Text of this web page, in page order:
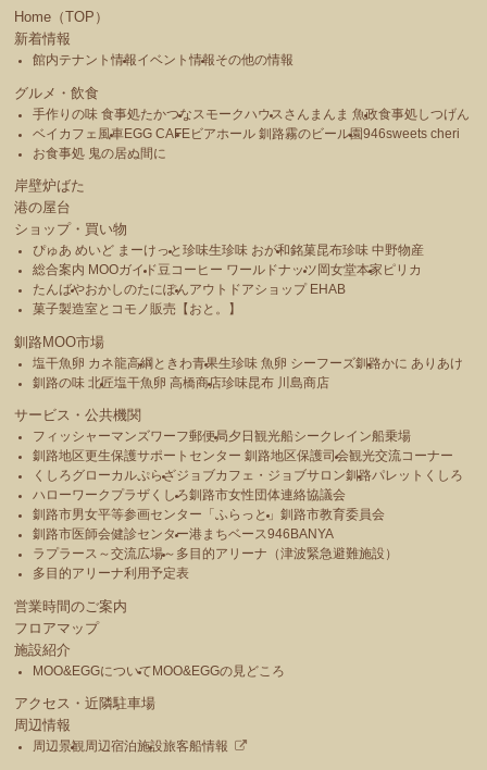
Home（TOP）
新着情報
館内テナント情報イベント情報その他の情報
グルメ・飲食
手作りの味 食事処たかつな スモークハウス さんまんま 魚政食事処しつげん
ベイカフェ風車EGG CAFEビアホール 釧路霧のビール園946sweets cheri
お食事処 鬼の居ぬ間に
岸壁炉ばた
港の屋台
ショップ・買い物
ぴゅあ めいど まーけっと珍味生珍味 おが和銘菓昆布珍味 中野物産
総合案内 MOOガイド豆コーヒー ワールドナッツ 岡女堂本家 ピリカ
たんばやおかしのたにぽんアウトドアショップ EHAB
菓子製造室とコモノ販売【おと。】
釧路MOO市場
塩干魚卵 カネ龍高綱 ときわ青果生珍味 魚卵 シーフーズ釧路かに ありあけ
釧路の味 北匠塩干魚卵 高橋商店珍味昆布 川島商店
サービス・公共機関
フィッシャーマンズワーフ郵便局夕日観光船シークレイン船乗場
釧路地区更生保護サポートセンター 釧路地区保護司会観光交流コーナー
くしろグローカルぷらざジョブカフェ・ジョブサロン釧路パレットくしろ
ハローワークプラザくしろ釧路市女性団体連絡協議会
釧路市男女平等参画センター「ふらっと」釧路市教育委員会
釧路市医師会健診センター港まちベース946BANYA
ラプラース～交流広場～ 多目的アリーナ（津波緊急避難施設）
多目的アリーナ利用予定表
営業時間のご案内
フロアマップ
施設紹介
MOO&EGGについて MOO&EGGの見どころ
アクセス・近隣駐車場
周辺情報
周辺景観 周辺宿泊施設旅客船情報